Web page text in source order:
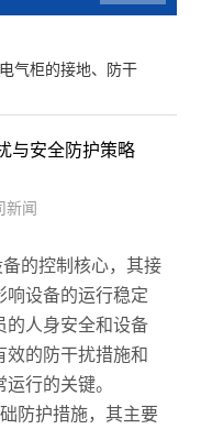
气柜的接地、防干
与安全防护策略
新闻
的控制核心，其接
响设备的运行稳定
的人身安全和设备
效的防干扰措施和
行的关键。
防护措施，其主要